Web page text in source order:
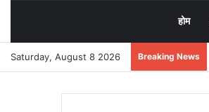
होम
Saturday, August 8 2026 Breaking News